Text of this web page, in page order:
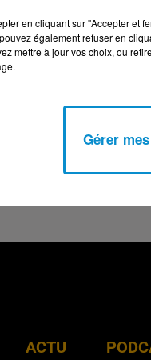
ACTU
en cliquant sur "Accepter et
également refuser en
mettre à jour vos choix, ou
Gérer